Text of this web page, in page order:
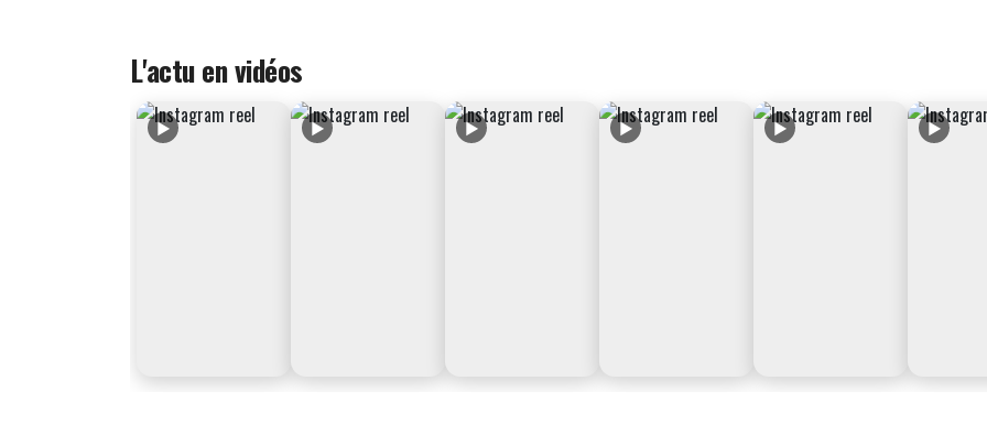
L'actu en vidéos
▶ ▶ ▶ ▶ ▶ ▶